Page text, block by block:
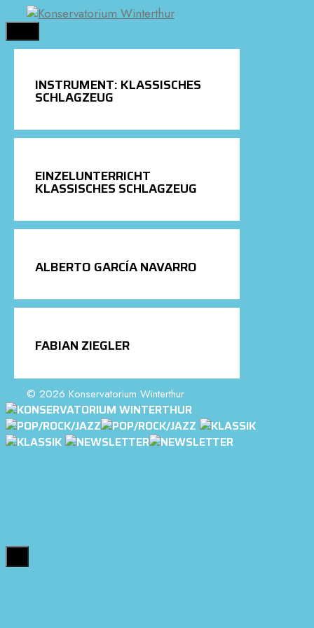
Springe
zum
Inhalt
INSTRUMENT: KLASSISCHES
SCHLAGZEUG
EINZELUNTERRICHT
KLASSISCHES SCHLAGZEUG
ALBERTO GARCÍA NAVARRO
FABIAN ZIEGLER
© 2026 Konservatorium Winterthur
Close